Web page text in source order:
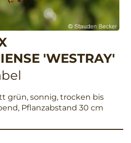
'WESTRAY'
grün, sonnig, trocken bis
Pflanzabstand 30 cm